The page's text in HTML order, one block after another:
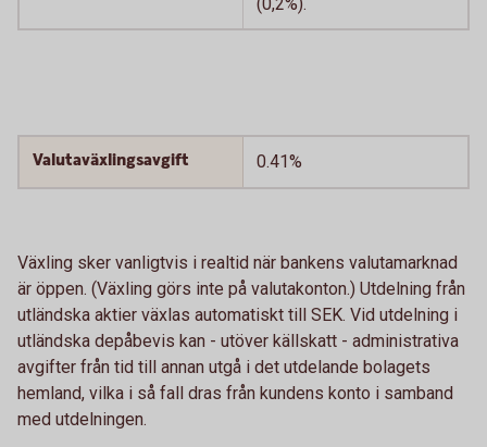
Valutaväxlingsavgift 0.41%
Växling sker vanligtvis i realtid när bankens valutamarknad
är öppen. (Växling görs inte på valutakonton.) Utdelning från
utländska aktier växlas automatiskt till SEK. Vid utdelning i
utländska depåbevis kan - utöver källskatt - administrativa
avgifter från tid till annan utgå i det utdelande bolagets
hemland, vilka i så fall dras från kundens konto i samband
med utdelningen.